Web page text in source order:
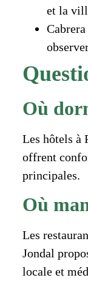
et la
Où
Les hôtels à
offrent
principales.
Où
Les
Jondal
locale et